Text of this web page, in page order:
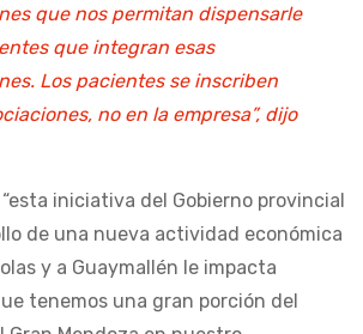
que nos permitan dispensarle
que integran esas
Los pacientes se inscriben
no en la empresa”, dijo
iniciativa del Gobierno provincial
de una nueva actividad económica
y a Guaymallén le impacta
tenemos una gran porción del